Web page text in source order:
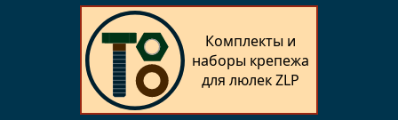
Комплекты и
наборы крепежа
для люлек ZLP